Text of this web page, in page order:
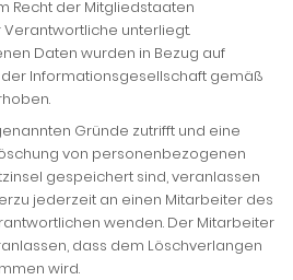
Recht der Mitgliedstaaten
unterliegt.
Daten wurden in Bezug auf
Informationsgesellschaft gemäß
Gründe zutrifft und eine
von personenbezogenen
gespeichert sind, veranlassen
jederzeit an einen Mitarbeiter des
wenden. Der Mitarbeiter
dass dem Löschverlangen
wird.